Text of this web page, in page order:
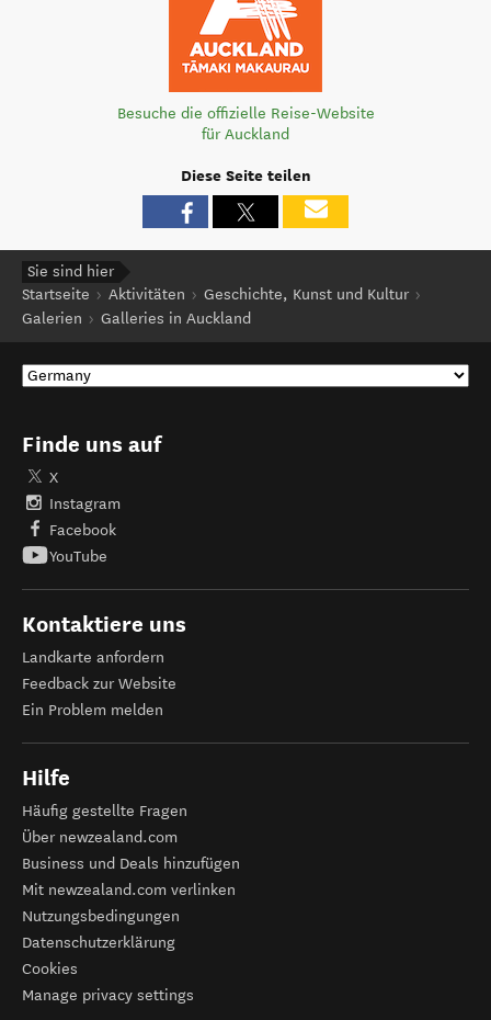
Besuche die offizielle Reise-Website
für Auckland
Diese Seite teilen
Sie sind hier
Startseite
Aktivitäten
Geschichte, Kunst und Kultur
Galerien
Galleries in Auckland
Finde uns auf
X
Instagram
Facebook
YouTube
Kontaktiere uns
Landkarte anfordern
Feedback zur Website
Ein Problem melden
Hilfe
Häufig gestellte Fragen
Über newzealand.com
Business und Deals hinzufügen
Mit newzealand.com verlinken
Nutzungsbedingungen
Datenschutzerklärung
Cookies
Manage privacy settings